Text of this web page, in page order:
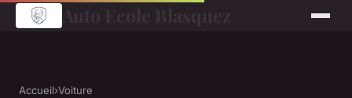
Accueil›Voiture